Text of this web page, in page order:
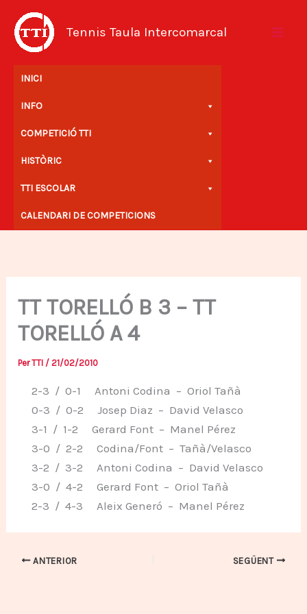
contingut
Tennis Taula Intercomarcal
INICI
INFO
COMPETICIÓ TTI
HISTÒRIC
TTI ESCOLAR
CALENDARI DE COMPETICIONS
TT TORELLÓ B 3 – TT
TORELLÓ A 4
Per TTI /21/02/2010
2-3 / 0-1 Antoni Codina – Oriol Tañà
0-3 / 0-2 Josep Diaz – David Velasco
3-1 / 1-2 Gerard Font – Manel Pérez
3-0 / 2-2 Codina/Font – Tañà/Velasco
3-2 / 3-2 Antoni Codina – David Velasco
3-0 / 4-2 Gerard Font – Oriol Tañà
2-3 / 4-3 Aleix Generó – Manel Pérez
ANTERIOR SEGÜENT